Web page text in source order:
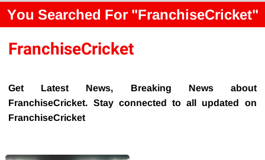
You Searched For "FranchiseCricket"
FranchiseCricket
Get Latest News, Breaking News about
FranchiseCricket. Stay connected to all updated on
FranchiseCricket